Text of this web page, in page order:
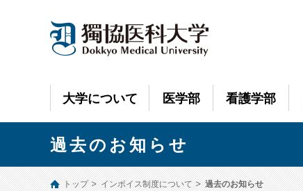
大学について 医学部 看護学部
過去のお知らせ
トップ インボイス制度について 過去のお知らせ